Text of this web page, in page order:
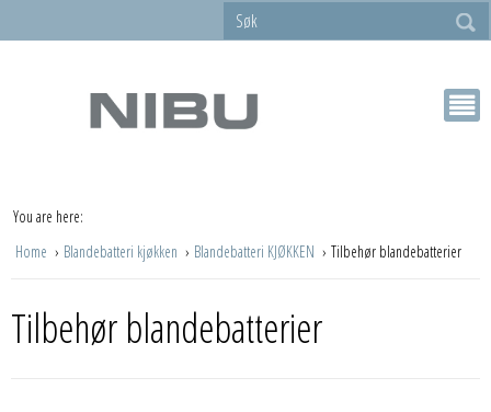
You are here:
Home
Blandebatteri kjøkken Blandebatteri KJØKKEN Tilbehør blandebatterier
Tilbehør blandebatterier